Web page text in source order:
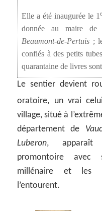
Elle a été inaugurée le 1
donnée au maire
Beaumont-de-Pertuis ;
confiés à des petits
quarantaine de livres
Le sentier devient
oratoire, un vrai
village, situé à
département de
Luberon,
promontoire avec
millénaire et les
l’entourent.